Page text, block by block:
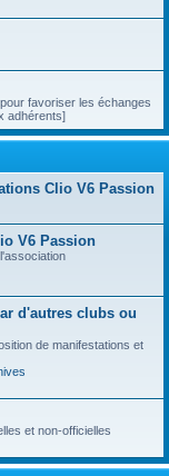
favoriser les échanges
adhérents]
Clio V6 Passion
V6 Passion
d'autres clubs ou
de manifestations et
et non-officielles